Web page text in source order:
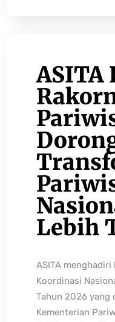
ASITA
Lebih
ASITA
Koordinasi
Tahun 2026 yang
Kementerian